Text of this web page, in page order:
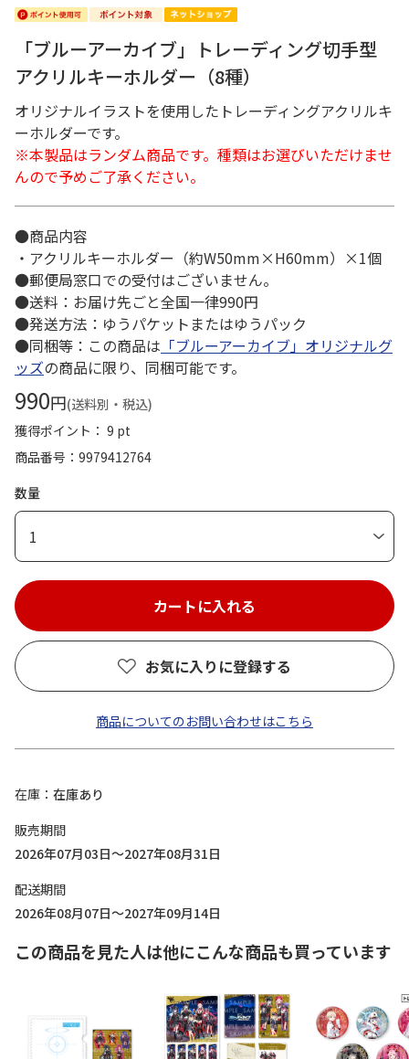
「ブルーアーカイブ」トレーディング切手型
アクリルキーホルダー（8種）
オリジナルイラストを使用したトレーディングアクリルキ
ーホルダーです。
※本製品はランダム商品です。種類はお選びいただけませ
んので予めご了承ください。
●商品内容
・アクリルキーホルダー（約W50mm×H60mm）×1個
●郵便局窓口での受付はございません。
●送料：お届け先ごと全国一律990円
●発送方法：ゆうパケットまたはゆうパック
●同梱等：この商品は 「ブルーアーカイブ」オリジナルグ
ッズの商品に限り、同梱可能です。
990円(送料別・税込)
獲得ポイント： 9 pt
商品番号
9979412764
数量
1
お気に入りに登録する
商品についてのお問い合わせはこちら
在庫
在庫あり
販売期間
2026年07月03日～2027年08月31日
配送期間
2026年08月07日～2027年09月14日
この商品を見た人は他にこんな商品も買っています